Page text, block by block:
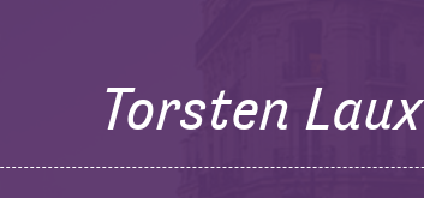
Torsten Laux